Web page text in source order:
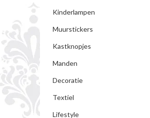
Kinderlampen
Muurstickers
Kastknopjes
Manden
Decoratie
Textiel
Lifestyle